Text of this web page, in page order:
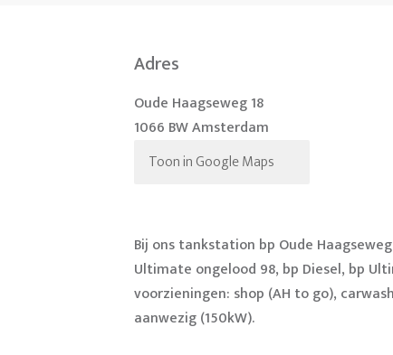
Adres
Oude Haagseweg 18
1066 BW Amsterdam
Toon in Google Maps
Bij ons tankstation bp Oude
Ultimate ongelood 98, bp Diesel, bp
voorzieningen: shop (AH to go),
aanwezig (150kW).